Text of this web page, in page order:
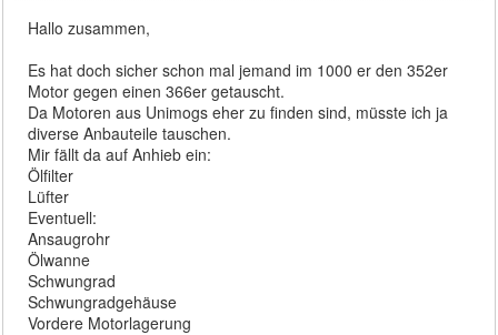
Hallo zusammen,
Es hat doch sicher schon mal jemand im 1000 er den 352er
Motor gegen einen 366er getauscht.
Da Motoren aus Unimogs eher zu finden sind, müsste ich ja
diverse Anbauteile tauschen.
Mir fällt da auf Anhieb ein:
Ölfilter
Lüfter
Eventuell:
Ansaugrohr
Ölwanne
Schwungrad
Schwungradgehäuse
Vordere Motorlagerung